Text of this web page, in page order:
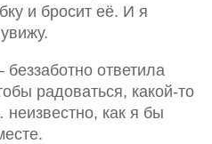
и бросит её. И я
ответила
радоваться, какой-то
как я бы